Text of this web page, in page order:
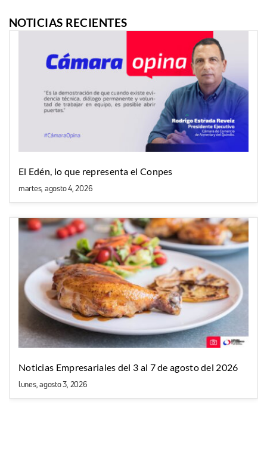
NOTICIAS RECIENTES
El Edén, lo que representa el Conpes
martes, agosto 4, 2026
Noticias Empresariales del 3 al 7 de agosto del 2026
lunes, agosto 3, 2026